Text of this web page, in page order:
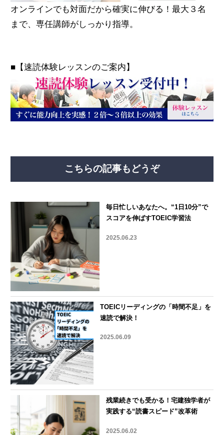
オンラインでも対面だから確実に伸びる！最大３名
まで、専任講師がしっかり指導。
■【速読体験レッスンのご案内】
こちらの記事もどうぞ
毎日忙しいあなたへ。“1日10分”で
スコアを伸ばすTOEIC学習法
2025.06.23
TOEICリーディングの「時間不足」を
速読で解決！
2025.06.09
残業続きでも受かる！宅建独学者が
実践する“読書スピード”改革術
2025.06.02